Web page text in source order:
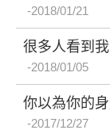
2018/01/21
很多人看到
2018/01/05
你以為你的
2017/12/27